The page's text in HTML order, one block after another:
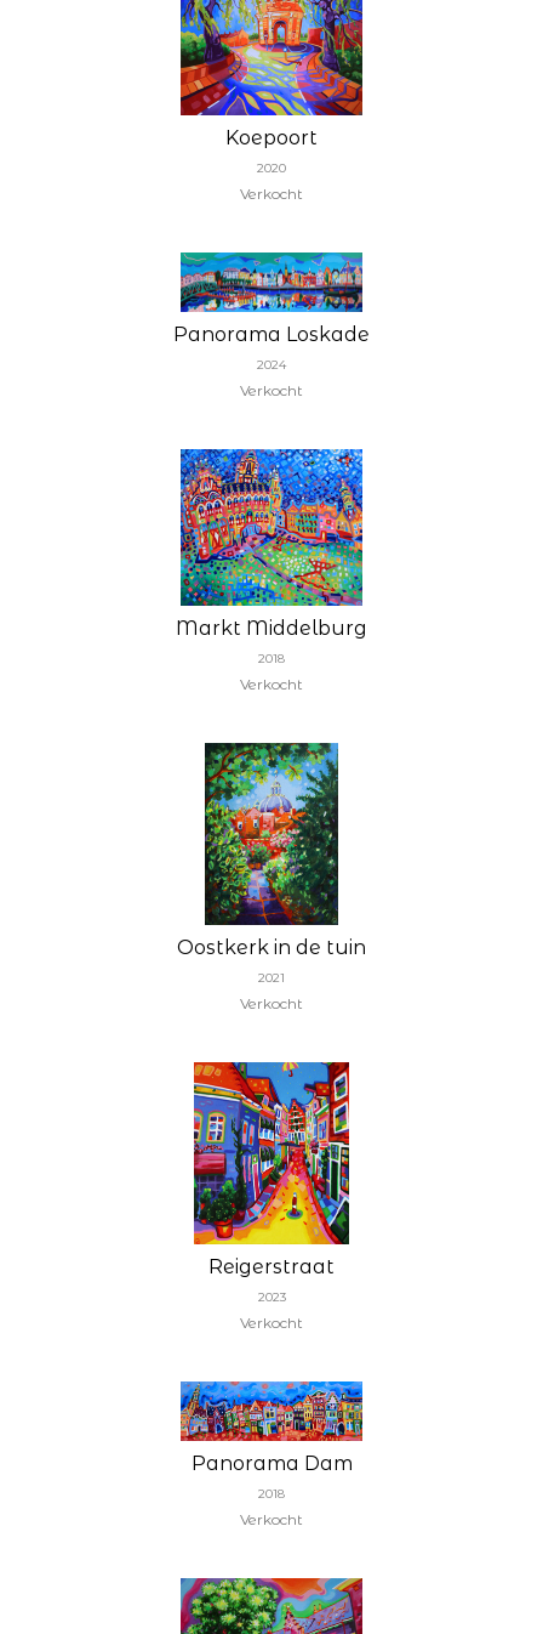
Koepoort
2020
Verkocht
Panorama Loskade
2024
Verkocht
Markt Middelburg
2018
Verkocht
Oostkerk in de tuin
2021
Verkocht
Reigerstraat
2023
Verkocht
Panorama Dam
2018
Verkocht